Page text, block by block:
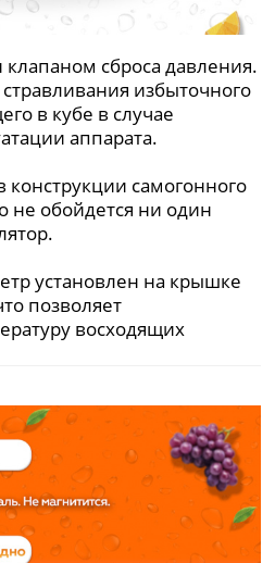
сброса давления.
избыточного
в кубе в случае
аппарата.
самогонного
не обойдется ни один
установлен на крышке
позволяет
восходящих